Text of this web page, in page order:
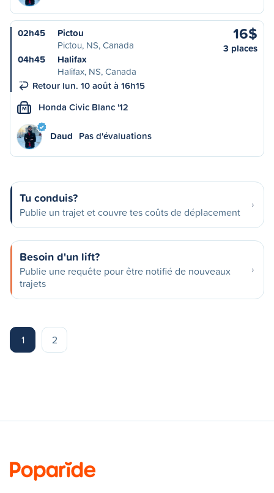
02h45
Pictou
Pictou, NS, Canada
04h45
Halifax
Halifax, NS, Canada
Retour lun. 10 août à 16h15
16$
3 places
M Honda Civic Blanc '12
Daud Pas d'évaluations
Tu conduis?
Publie un trajet et couvre tes coûts de déplacement
Besoin d'un lift?
Publie une requête pour être notifié de nouveaux
trajets
1 2